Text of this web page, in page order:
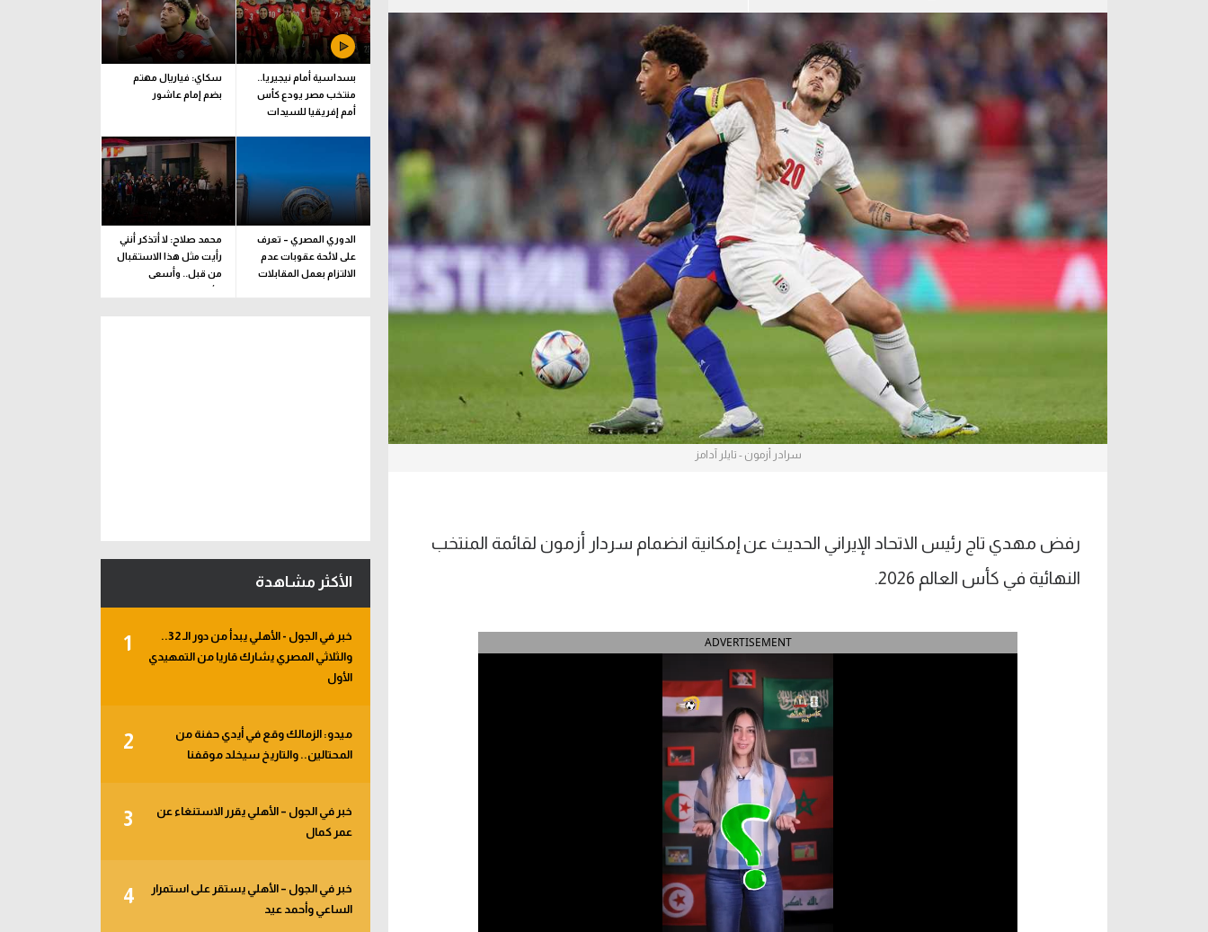
ركن الألعاب
الدوري السعودي للمحترفين
دوري أبطال أوروبا
دوري أبطال إفريقيا
كل البطولات
دوري أبطال أوروبا
القسم الثاني
رياضات أخرى
آسيا
أمريكا
سرادر أزمون - تايلر آدامز
رفض مهدي تاج رئيس الاتحاد الإيراني الحديث عن إمكانية انضمام سردار أزمون لقائمة المنتخب
النهائية في كأس العالم 2026.
ADVERTISEMENT
بسداسية أمام نيجيريا..
منتخب مصر يودع كأس
أمم إفريقيا للسيدات
سكاي: فياريال مهتم
بضم إمام عاشور
الدوري المصري – تعرف
على لائحة عقوبات عدم
الالتزام بعمل المقابلات
محمد صلاح: لا أتذكر أنني
رأيت مثل هذا الاستقبال
من قبل.. وأسعى
للألقاب مع الفريق
الأكثر مشاهدة
1
خبر في الجول - الأهلي يبدأ من دور الـ 32..
والثلاثي المصري يشارك قاريا من التمهيدي
الأول
2
ميدو: الزمالك وقع في أيدي حفنة من
المحتالين.. والتاريخ سيخلد موقفنا
3
خبر في الجول – الأهلي يقرر الاستنغاء عن
عمر كمال
4
خبر في الجول – الأهلي يستقر على استمرار
الساعي وأحمد عيد